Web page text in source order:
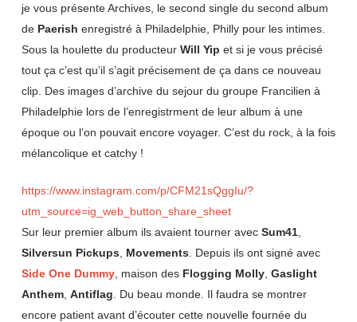
EMBED
je vous présente Archives, le second single du second album
de Paerish enregistré à Philadelphie, Philly pour les intimes.
Sous la houlette du producteur Will Yip et si je vous précisé
tout ça c’est qu’il s’agit précisement de ça dans ce nouveau
clip. Des images d’archive du sejour du groupe Francilien à
Philadelphie lors de l’enregistrment de leur album à une
époque ou l’on pouvait encore voyager. C’est du rock, à la fois
mélancolique et catchy !
https://www.instagram.com/p/CFM21sQggIu/?
utm_source=ig_web_button_share_sheet
Sur leur premier album ils avaient tourner avec Sum41,
Silversun Pickups
Movements . Depuis ils ont signé avec
Side One Dummy, maison des Flogging Molly, Gaslight
Anthem, Antiflag . Du beau monde. Il faudra se montrer
encore patient avant d’écouter cette nouvelle fournée du